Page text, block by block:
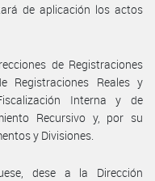
de aplicación los actos
de Registraciones
Registraciones Reales y
Interna y de
Recursivo y, por su
y Divisiones.
dese a la Dirección